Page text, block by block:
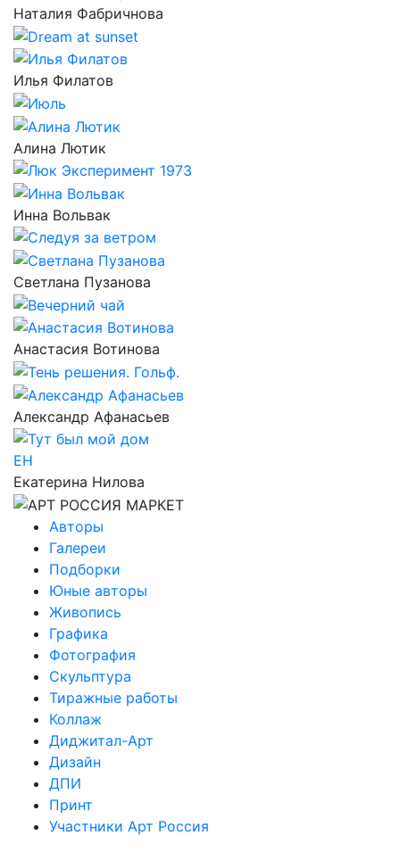
Наталия Фабричнова
Илья Филатов
Алина Лютик
Инна Вольвак
Светлана Пузанова
Анастасия Вотинова
Александр Афанасьев
ЕН
Екатерина Нилова
Авторы
Галереи
Подборки
Юные авторы
Живопись
Графика
Фотография
Скульптура
Тиражные работы
Коллаж
Диджитал-Арт
Дизайн
ДПИ
Принт
Участники Арт Россия